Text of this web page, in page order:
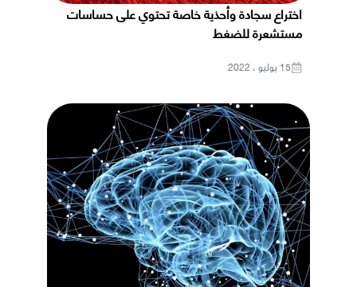
اختراع سجادة وأحذية خاصة تحتوي على حساسات
مستشعرة للضغط
15 يوليو ، 2022